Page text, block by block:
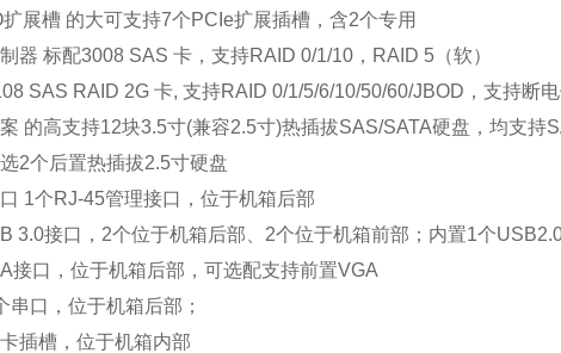
槽 的大可支持7个PCIe扩展插槽，含2个专用
标配3008 SAS 卡，支持RAID 0/1/10，RAID 5（软）
RAID 2G 卡, 支持RAID 0/1/5/6/10/50/60/JBOD，支持断
高支持12块3.5寸(兼容2.5寸)热插拔SAS/SATA硬盘，均支持
个后置热插拔2.5寸硬盘
个RJ-45管理接口，位于机箱后部
接口，2个位于机箱后部、2个位于机箱前部；内置1个
口，位于机箱后部，可选配支持前置VGA
口，位于机箱后部；
槽，位于机箱内部